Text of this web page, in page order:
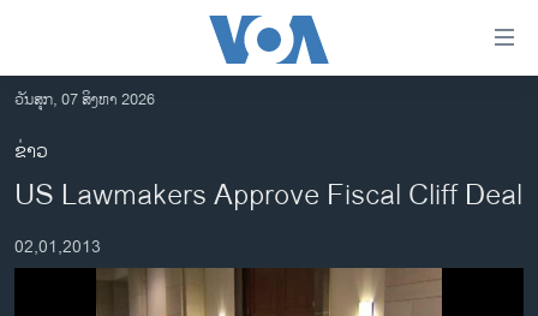
ເຂົ້າ
ຫາ
ຂ້າມ
ຂ້າມ
ໄປ
ອາເມຣິກາ
ການເລືອກຕັ້ງ ປະທານາທີບໍດີ ສະຫະລັດ 2024
ວັນສຸກ, 07 ສິງຫາ 2026
ຂ່າວ
US Lawmakers Approve Fiscal Cliff Deal
02,01,2013